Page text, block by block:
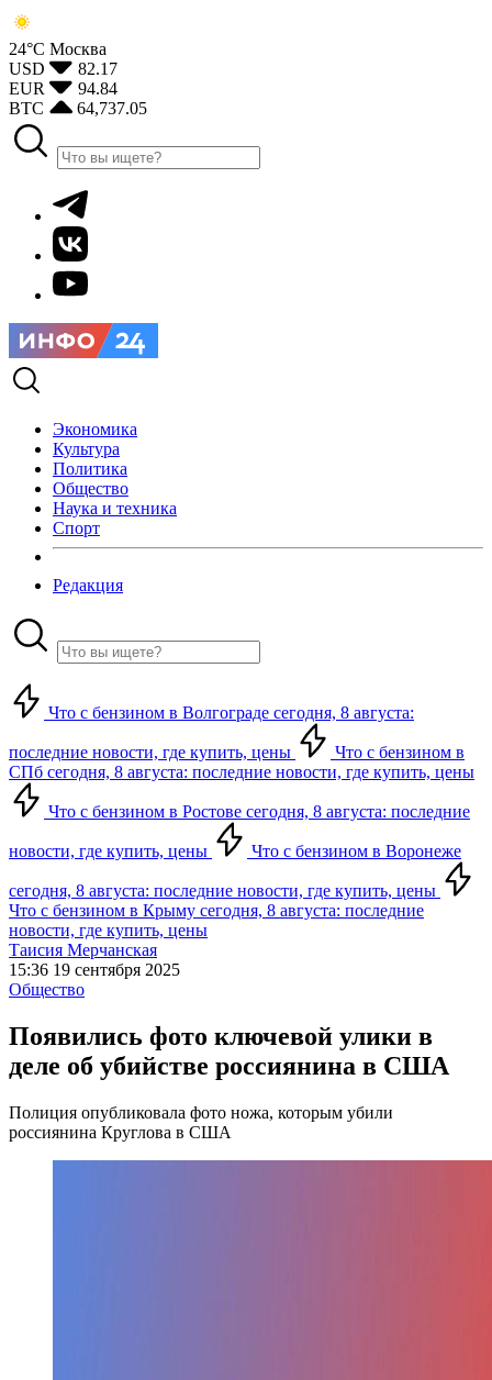
24°С Москва
USD
82.17
EUR
94.84
BTC
64,737.05
Экономика
Культура
Политика
Общество
Наука и техника
Спорт
Редакция
Что с бензином в Волгограде сегодня, 8 августа:
последние новости, где купить, цены
Что с бензином в
СПб сегодня, 8 августа: последние новости, где купить, цены
Что с бензином в Ростове сегодня, 8 августа: последние
новости, где купить, цены Что с бензином в Воронеже
сегодня, 8 августа: последние новости, где купить, цены
Что с бензином в Крыму сегодня, 8 августа: последние
новости, где купить, цены
Таисия Мерчанская
15:36 19 сентября 2025
Общество
Появились фото ключевой улики в
деле об убийстве россиянина в США
Полиция опубликовала фото ножа, которым убили
россиянина Круглова в США